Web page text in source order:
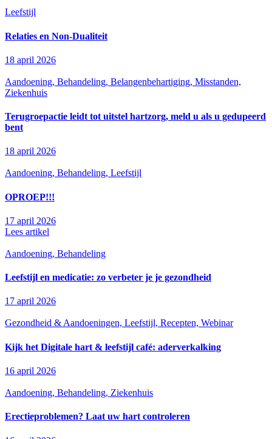
Leefstijl
Relaties en Non-Dualiteit
18 april 2026
Aandoening, Behandeling, Belangenbehartiging, Misstanden,
Ziekenhuis
Terugroepactie leidt tot uitstel hartzorg, meld u als u gedupeerd
bent
18 april 2026
Aandoening, Behandeling, Leefstijl
OPROEP!!!
17 april 2026
Lees artikel
Aandoening, Behandeling
Leefstijl en medicatie: zo verbeter je je gezondheid
17 april 2026
Gezondheid & Aandoeningen, Leefstijl, Recepten, Webinar
Kijk het Digitale hart & leefstijl café: aderverkalking
16 april 2026
Aandoening, Behandeling, Ziekenhuis
Erectieproblemen? Laat uw hart controleren